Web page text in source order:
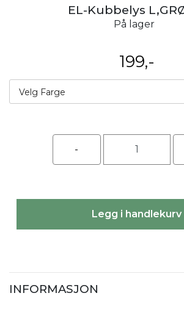
EL-Kubbelys
På lager
199,-
Velg Farge
Legg i handlekurv
INFORMASJON